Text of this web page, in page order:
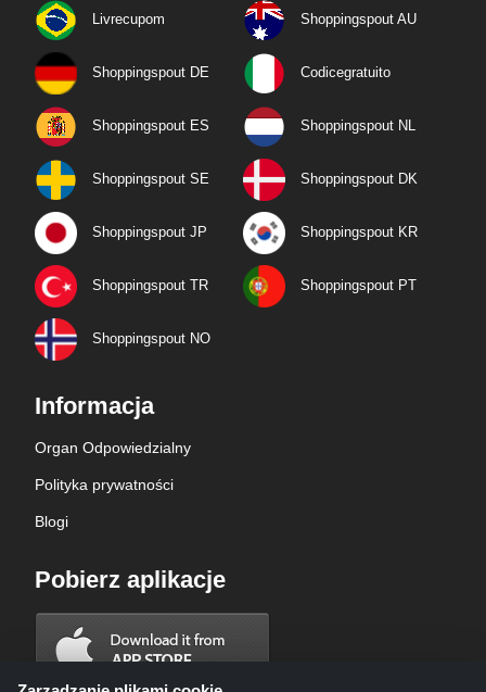
Livrecupom Shoppingspout AU
Shoppingspout DE Codicegratuito
Shoppingspout ES Shoppingspout NL
Shoppingspout SE Shoppingspout DK
Shoppingspout JP Shoppingspout KR
Shoppingspout TR Shoppingspout PT
Shoppingspout NO
Informacja
Organ Odpowiedzialny
Polityka prywatności
Blogi
Pobierz aplikacje